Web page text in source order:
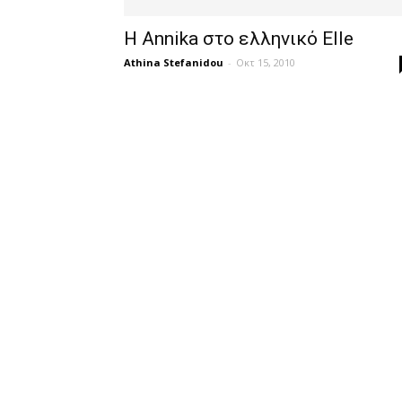
Η Annika στο ελληνικό Elle
Athina Stefanidou - Οκτ 15, 2010